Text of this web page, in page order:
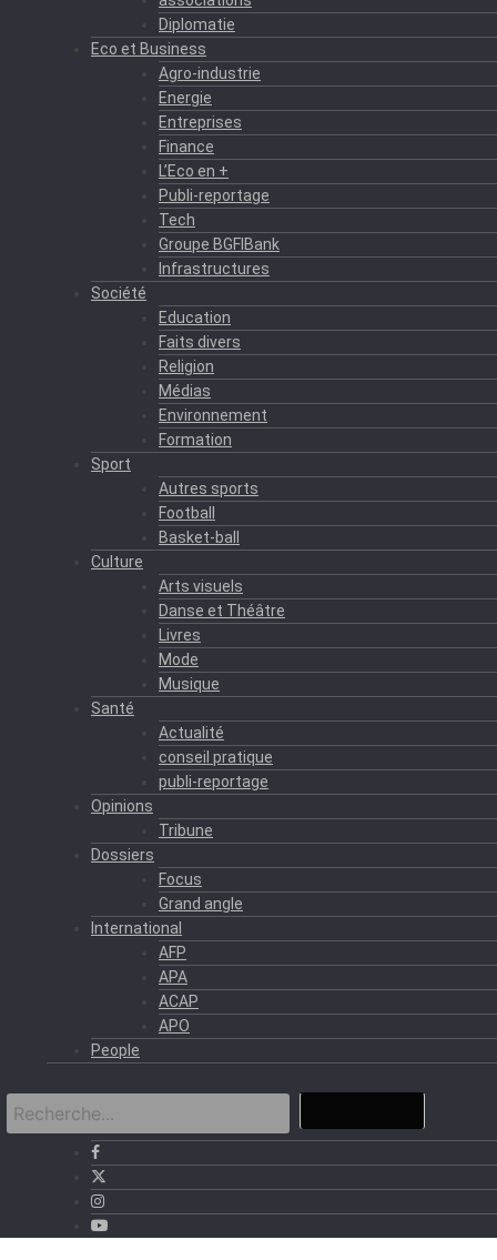
Diplomatie
Eco et Business
Agro-industrie
Energie
Entreprises
Finance
L’Eco en +
Publi-reportage
Tech
Groupe BGFIBank
Infrastructures
Société
Education
Faits divers
Religion
Médias
Environnement
Formation
Sport
Autres sports
Football
Basket-ball
Culture
Arts visuels
Danse et Théâtre
Livres
Mode
Musique
Santé
Actualité
conseil pratique
publi-reportage
Opinions
Tribune
Dossiers
Focus
Grand angle
International
AFP
APA
ACAP
APO
People